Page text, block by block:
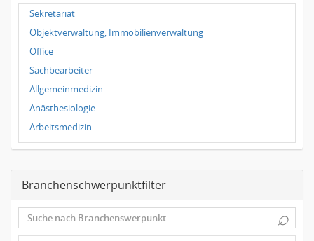
Hallbergmoos
Würzburg
Grünwald
Ulm
Bielefeld
Hannover
Duisburg
Sekretariat
Objektverwaltung, Immobilienverwaltung
Office
Sachbearbeiter
Allgemeinmedizin
Anästhesiologie
Arbeitsmedizin
Augenheilkunde
Frauenheilkunde, Geburtshilfe
Hals-Nasen-Ohrenheilkunde
Hautkrankheiten, Geschlechtskrankheiten
Branchenschwerpunktfilter
⌕